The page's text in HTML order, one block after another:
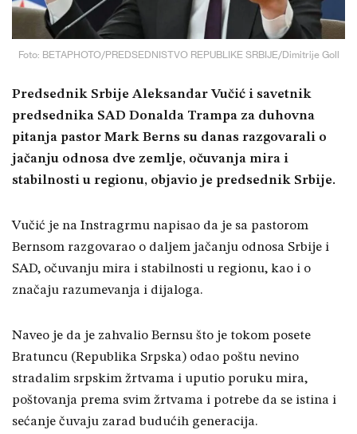
Foto: BETAPHOTO/PREDSEDNISTVO REPUBLIKE SRBIJE/Dimitrije Goll
Predsednik Srbije Aleksandar Vučić i savetnik
predsednika SAD Donalda Trampa za duhovna
pitanja pastor Mark Berns su danas razgovarali o
jačanju odnosa dve zemlje, očuvanja mira i
stabilnosti u regionu, objavio je predsednik Srbije.
Vučić je na Instragrmu napisao da je sa pastorom
Bernsom razgovarao o daljem jačanju odnosa Srbije i
SAD, očuvanju mira i stabilnosti u regionu, kao i o
značaju razumevanja i dijaloga.
Naveo je da je zahvalio Bernsu što je tokom posete
Bratuncu (Republika Srpska) odao poštu nevino
stradalim srpskim žrtvama i uputio poruku mira,
poštovanja prema svim žrtvama i potrebe da se istina i
sećanje čuvaju zarad budućih generacija.